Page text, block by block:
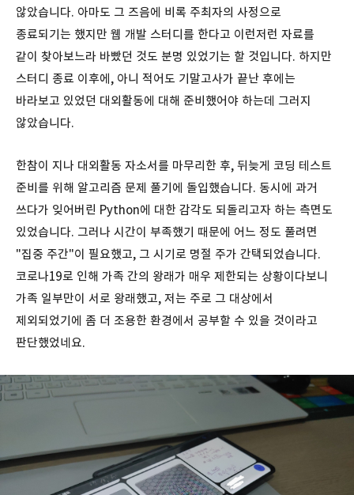
않았습니다. 아마도 그 즈음에 비록 주최자의 사정으로
종료되기는 했지만 웹 개발 스터디를 한다고 이런저런 자료를
같이 찾아보느라 바빴던 것도 분명 있었기는 할 것입니다. 하지만
스터디 종료 이후에, 아니 적어도 기말고사가 끝난 후에는
바라보고 있었던 대외활동에 대해 준비했어야 하는데 그러지
않았습니다.
한참이 지나 대외활동 자소서를 마무리한 후, 뒤늦게 코딩 테스트
준비를 위해 알고리즘 문제 풀기에 돌입했습니다. 동시에 과거
쓰다가 잊어버린 Python에 대한 감각도 되돌리고자 하는 측면도
있었습니다. 그러나 시간이 부족했기 때문에 어느 정도 풀려면
"집중 주간"이 필요했고, 그 시기로 명절 주가 간택되었습니다.
코로나19로 인해 가족 간의 왕래가 매우 제한되는 상황이다보니
가족 일부만이 서로 왕래했고, 저는 주로 그 대상에서
제외되었기에 좀 더 조용한 환경에서 공부할 수 있을 것이라고
판단했었네요.